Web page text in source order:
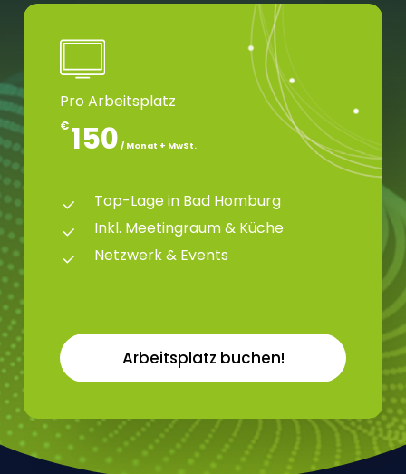
Pro Arbeitsplatz
€150 / Monat + MwSt.
Top-Lage in Bad Homburg
Inkl. Meetingraum & Küche
Netzwerk & Events
Arbeitsplatz buchen!